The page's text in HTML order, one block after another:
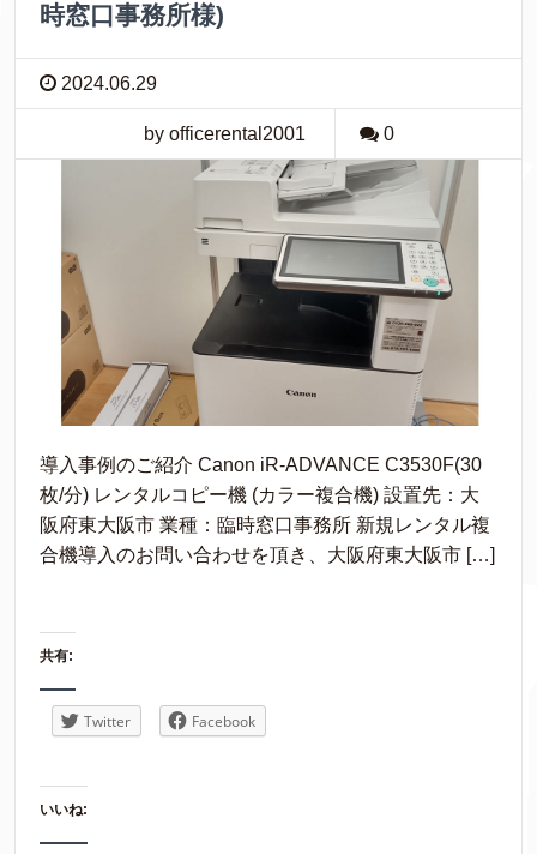
時窓口事務所様)
2024.06.29
by officerental2001 0
導入事例のご紹介 Canon iR-ADVANCE C3530F(30
枚/分) レンタルコピー機 (カラー複合機) 設置先：大
阪府東大阪市 業種：臨時窓口事務所 新規レンタル複
合機導入のお問い合わせを頂き、大阪府東大阪市 […]
共有:
Twitter Facebook
いいね: